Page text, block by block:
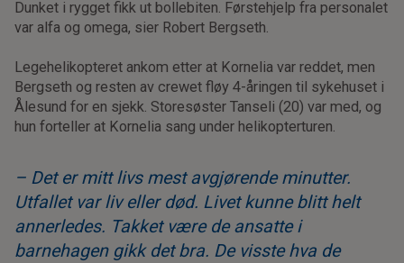
Dunket i rygget fikk ut bollebiten. Førstehjelp fra personalet
var alfa og omega, sier Robert Bergseth.
Legehelikopteret ankom etter at Kornelia var reddet, men
Bergseth og resten av crewet fløy 4-åringen til sykehuset i
Ålesund for en sjekk. Storesøster Tanseli (20) var med, og
hun forteller at Kornelia sang under helikopterturen.
– Det er mitt livs mest avgjørende minutter.
Utfallet var liv eller død. Livet kunne blitt helt
annerledes. Takket være de ansatte i
barnehagen gikk det bra. De visste hva de